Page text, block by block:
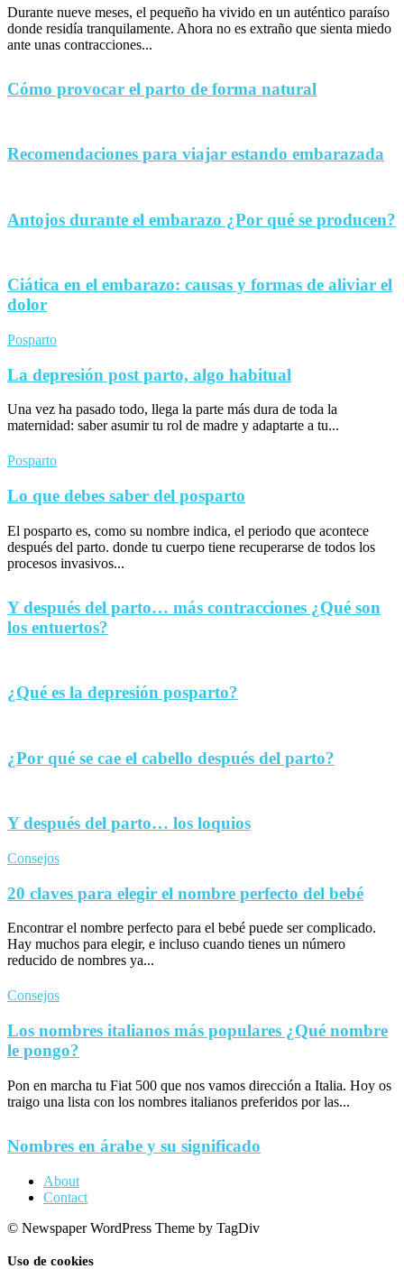
Durante nueve meses, el pequeño ha vivido en un auténtico paraíso
donde residía tranquilamente. Ahora no es extraño que sienta miedo
ante unas contracciones...
Cómo provocar el parto de forma natural
Recomendaciones para viajar estando embarazada
Antojos durante el embarazo ¿Por qué se producen?
Ciática en el embarazo: causas y formas de aliviar el
dolor
Posparto
La depresión post parto, algo habitual
Una vez ha pasado todo, llega la parte más dura de toda la
maternidad: saber asumir tu rol de madre y adaptarte a tu...
Posparto
Lo que debes saber del posparto
El posparto es, como su nombre indica, el periodo que acontece
después del parto. donde tu cuerpo tiene recuperarse de todos los
procesos invasivos...
Y después del parto… más contracciones ¿Qué son
los entuertos?
¿Qué es la depresión posparto?
¿Por qué se cae el cabello después del parto?
Y después del parto… los loquios
Consejos
20 claves para elegir el nombre perfecto del bebé
Encontrar el nombre perfecto para el bebé puede ser complicado.
Hay muchos para elegir, e incluso cuando tienes un número
reducido de nombres ya...
Consejos
Los nombres italianos más populares ¿Qué nombre
le pongo?
Pon en marcha tu Fiat 500 que nos vamos dirección a Italia. Hoy os
traigo una lista con los nombres italianos preferidos por las...
Nombres en árabe y su significado
About
Contact
© Newspaper WordPress Theme by TagDiv
Uso de cookies